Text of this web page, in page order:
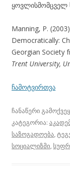
ყოვლისმომცველ
Manning, P.
Democratically:
Georgian Society
Trent University,
ჩამოტვირთვა
ჩანაწერი
კატეგორია:
საზოგადოება,
სოციალიზმი,